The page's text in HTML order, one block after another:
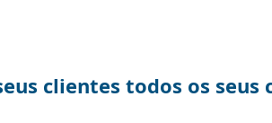
clientes todos os seus